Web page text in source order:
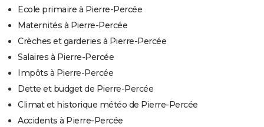
Ecole primaire à Pierre-Percée
Maternités à Pierre-Percée
Crèches et garderies à Pierre-Percée
Salaires à Pierre-Percée
Impôts à Pierre-Percée
Dette et budget de Pierre-Percée
Climat et historique météo de Pierre-Percée
Accidents à Pierre-Percée